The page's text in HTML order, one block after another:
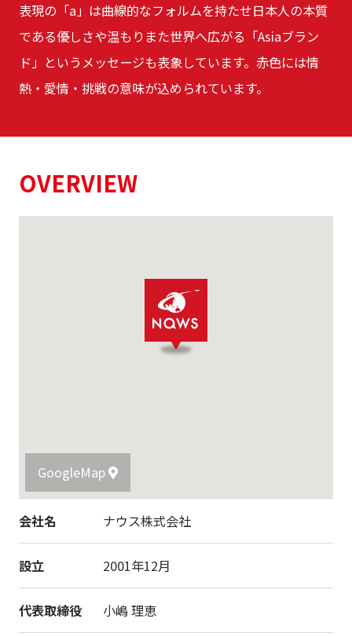
表現の「a」は曲線的なフォルムを持たせ日本人の本質
である優しさや温もりまた世界へ広がる「Asiaブラン
ド」というメッセージも表象しています。赤色には情
熱・愛情・挑戦の意味が込められています。
OVERVIEW
GoogleMap
会社名 ナウス株式会社
設立 2001年12月
代表取締役 小嶋 理恵